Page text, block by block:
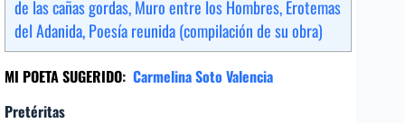
de las cañas gordas, Muro entre los Hombres, Erotemas
del Adanida, Poesía reunida (compilación de su obra)
MI POETA SUGERIDO: Carmelina Soto Valencia
Pretéritas